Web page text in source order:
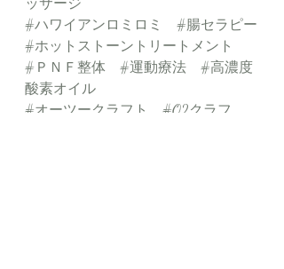
#ハワイアンロミロミ
#腸セラピー
#ホットストーントリートメント
#ＰＮＦ整体
#運動療法
#高濃度
酸素オイル
#オーツークラフト
#O2クラフ